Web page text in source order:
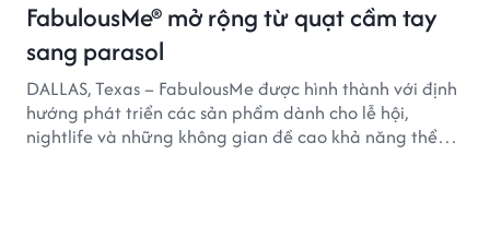
FabulousMe® mở rộng từ quạt cầm tay
sang parasol
DALLAS, Texas – FabulousMe được hình thành với định
hướng phát triển các sản phẩm dành cho lễ hội,
nightlife và những không gian đề cao khả năng thể